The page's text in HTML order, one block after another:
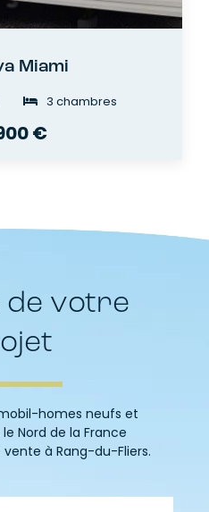
Miami
3 chambres
€
de votre
homes neufs et
Nord de la France
à Rang-du-Fliers.